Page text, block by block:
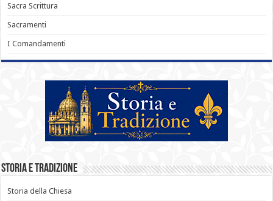
Sacra Scrittura
Sacramenti
I Comandamenti
Storia e Tradizione
Storia della Chiesa